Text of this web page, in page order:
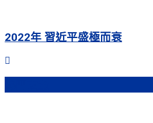
2022年 習近平盛極而衰